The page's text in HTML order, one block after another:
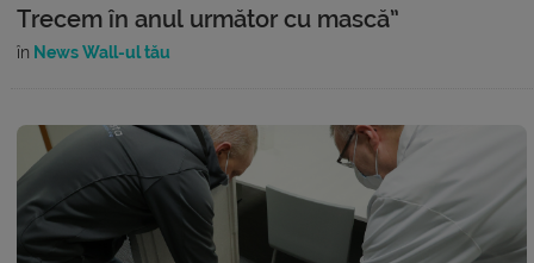
Trecem în anul următor cu mască”
în News Wall-ul tău